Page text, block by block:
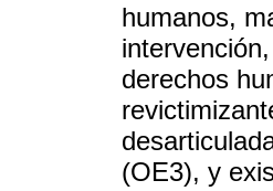
humanos,
derechos
(OE3), y